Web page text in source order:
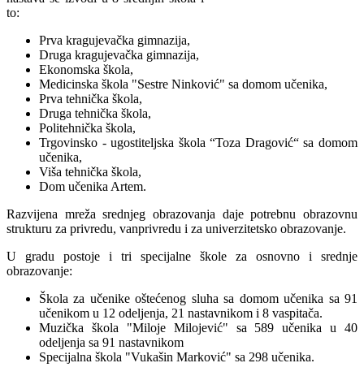
to:
Prva kragujevačka gimnazija,
Druga kragujevačka gimnazija,
Ekonomska škola,
Medicinska škola "Sestre Ninković" sa domom učenika,
Prva tehnička škola,
Druga tehnička škola,
Politehnička škola,
Trgovinsko - ugostiteljska škola “Toza Dragović“ sa domom
učenika,
Viša tehnička škola,
Dom učenika Artem.
Razvijena mreža srednjeg obrazovanja daje potrebnu obrazovnu
strukturu za privredu, vanprivredu i za univerzitetsko obrazovanje.
U gradu postoje i tri specijalne škole za osnovno i srednje
obrazovanje:
Škola za učenike oštećenog sluha sa domom učenika sa 91
učenikom u 12 odeljenja, 21 nastavnikom i 8 vaspitača.
Muzička škola "Miloje Milojević" sa 589 učenika u 40
odeljenja sa 91 nastavnikom
Specijalna škola "Vukašin Marković" sa 298 učenika.